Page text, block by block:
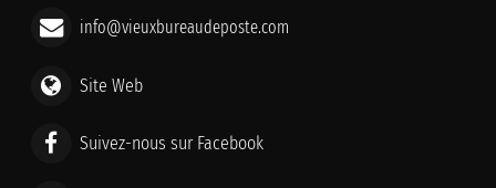
info@vieuxbureaudeposte.com
Site Web
Suivez-nous sur Facebook